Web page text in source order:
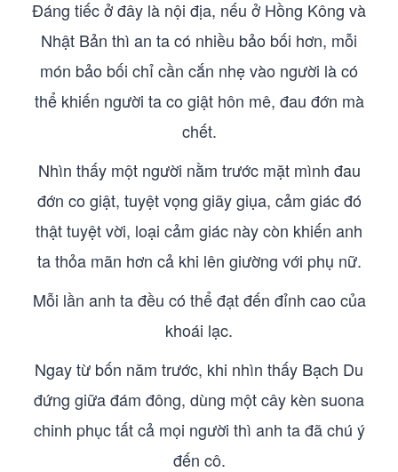
Đáng tiếc ở đây là nội địa, nếu ở Hồng Kông và
Nhật Bản thì an ta có nhiều bảo bối hơn, mỗi
món bảo bối chỉ cần cắn nhẹ vào người là có
thể khiến người ta co giật hôn mê, đau đớn mà
chết.
Nhìn thấy một người nằm trước mặt mình đau
đớn co giật, tuyệt vọng giãy giụa, cảm giác đó
thật tuyệt vời, loại cảm giác này còn khiến anh
ta thỏa mãn hơn cả khi lên giường với phụ nữ.
Mỗi lần anh ta đều có thể đạt đến đỉnh cao của
khoái lạc.
Ngay từ bốn năm trước, khi nhìn thấy Bạch Du
đứng giữa đám đông, dùng một cây kèn suona
chinh phục tất cả mọi người thì anh ta đã chú ý
đến cô.